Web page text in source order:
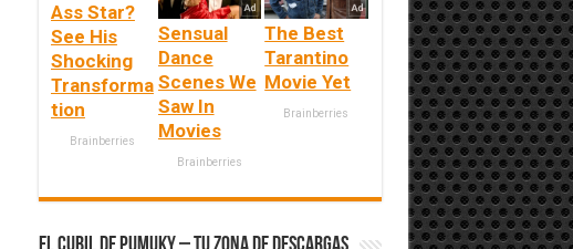
Ass Star?
See His
Shocking
Transforma
tion
Brainberries
Sensual
Dance
Scenes We
Saw In
Movies
Brainberries
The Best
Tarantino
Movie Yet
Brainberries